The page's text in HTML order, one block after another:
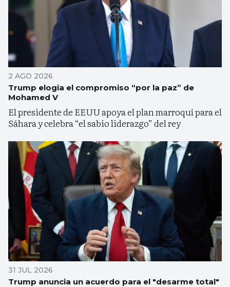
2 AGO 2026
Trump elogia el compromiso “por la paz” de
Mohamed V
El presidente de EEUU apoya el plan marroquí para el
Sáhara y celebra “el sabio liderazgo” del rey
31 JUL 2026
Trump anuncia un acuerdo para el "desarme total"